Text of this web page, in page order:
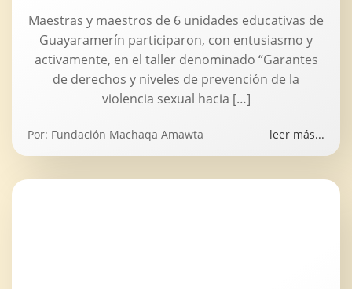
Maestras y maestros de 6 unidades educativas de
Guayaramerín participaron, con entusiasmo y
activamente, en el taller denominado “Garantes
de derechos y niveles de prevención de la
violencia sexual hacia […]
Por: Fundación Machaqa Amawta leer más...